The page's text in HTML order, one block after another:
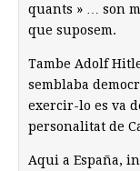
quants » … son
que suposem.
Tambe Adolf
semblaba
exercir-lo es va
personalitat de
Aqui a España,